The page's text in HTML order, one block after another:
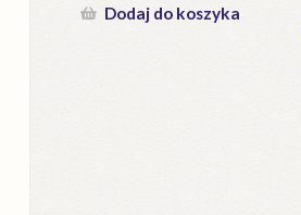
Dodaj do koszyka